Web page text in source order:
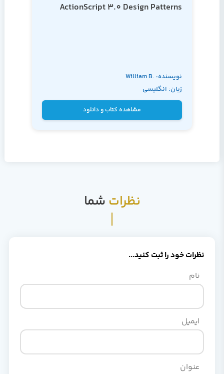
ActionScript 3.0 Design Patterns
نویسنده: William B.
Sanders and
Cumaranatunge
زبان: انگلیسی
مشاهده کتاب و دانلود
نظرات شما
نظرات خود را ثبت کنید...
نام
ایمیل
عنوان